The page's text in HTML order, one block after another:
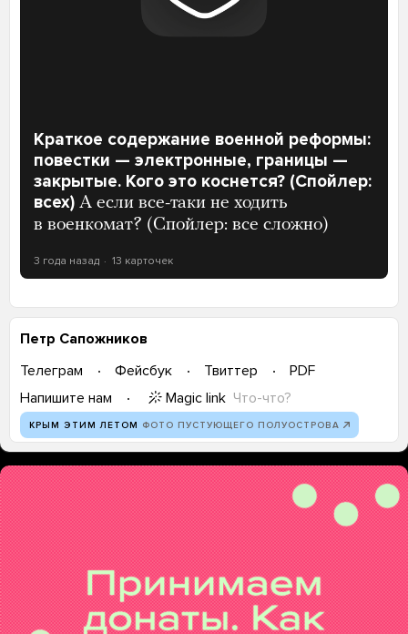
Краткое содержание военной реформы:
повестки — электронные, границы —
закрытые. Кого это коснется? (Спойлер:
всех) А если все-таки не ходить
в военкомат? (Спойлер: все сложно)
3 года назад 13 карточек
Петр Сапожников
Телеграм
Фейсбук Твиттер
PDF
Напишите нам
Magic link Что-что?
КРЫМ ЭТИМ ЛЕТОМ ФОТО ПУСТУЮЩЕГО ПОЛУОСТРОВА